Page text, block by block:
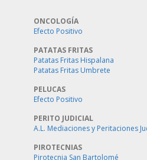
ONCOLOGÍA
Efecto Positivo
PATATAS FRITAS
Patatas Fritas Hispalana
Patatas Fritas Umbrete
PELUCAS
Efecto Positivo
PERITO JUDICIAL
A.L. Mediaciones y Peritaciones
PIROTECNIAS
Pirotecnia San Bartolomé